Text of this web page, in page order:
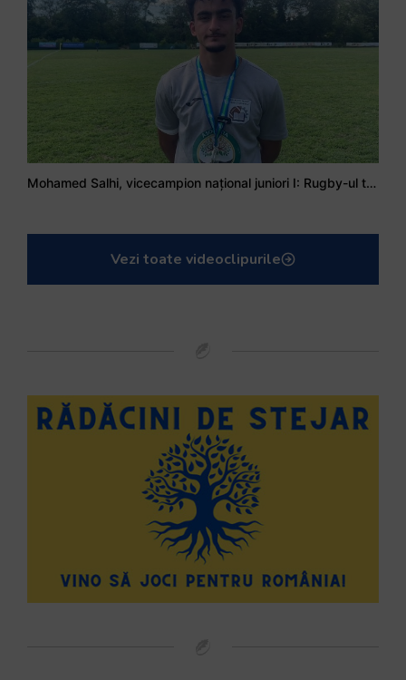
Mohamed Salhi, vicecampion național juniori I: Rugby-ul te învață să accepți și înfrângerile
Vezi toate videoclipurile